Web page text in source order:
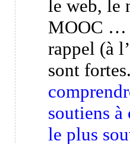
le web, le
MOOC …
rappel (à
sont
soutiens
le plus